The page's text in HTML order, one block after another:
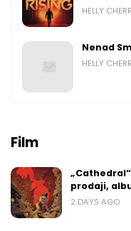
HELLY
Nenad
HELLY
Film
prodaji,
2 DAYS AGO